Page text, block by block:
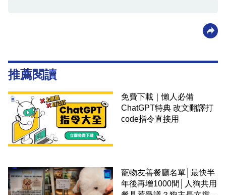
推薦閱讀
免費下載｜懶人必備
ChatGPT特典 改文翻譯打
code指令直接用
寵物友善餐廳名單│最快半
年後再增1000間│人狗共用